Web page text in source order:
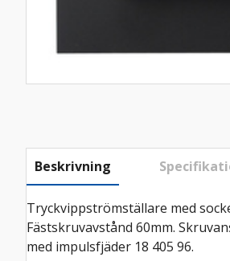
Beskrivning
Tryckvippströmställare med
Fästskruvavstånd 60mm.
med impulsfjäder 18 405 96.